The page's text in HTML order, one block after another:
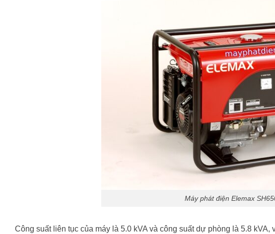
Máy phát điện Elemax
Công suất liên tục của máy là 5.0 kVA và công suất dự phòng là 5.8